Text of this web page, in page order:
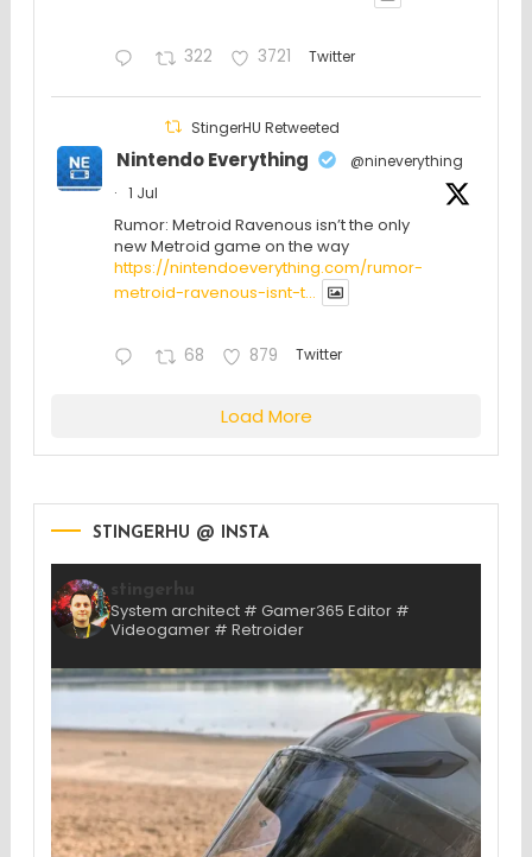
322 3721 Twitter
StingerHU Retweeted
Nintendo Everything
@nineverything
·
1 Jul
Rumor: Metroid Ravenous isn’t the only
new Metroid game on the way
https://nintendoeverything.com/rumor-
metroid-ravenous-isnt-t...
68 879 Twitter
Load More
STINGERHU @ INSTA
System architect # Gamer365 Editor #
Videogamer # Retroider